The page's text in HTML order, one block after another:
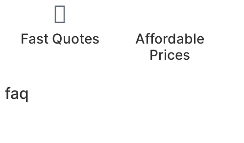
Fast Quotes
Affordable
Prices
faq